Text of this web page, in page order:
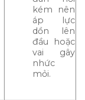
kém nên
áp lực
dồn lên
đầu hoặc
vai gây
nhức
mỏi.